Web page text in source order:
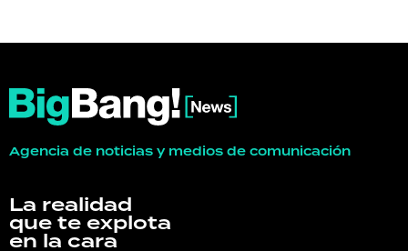
Agencia de noticias y medios de comunicación
La realidad
que te explota
en la cara